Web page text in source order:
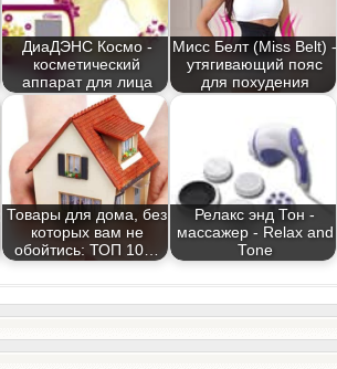
ДиаДЭНС Космо -
косметический
аппарат для лица
Мисс Белт (Miss Belt) -
утягивающий пояс
для похудения
Товары для дома, без
которых вам не
обойтись: ТОП 10…
Релакс энд Тон -
массажер - Relax and
Tone